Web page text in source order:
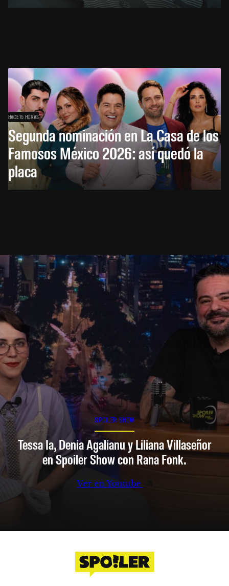
HACE 15 HORAS
Segunda nominación en La Casa de los
Famosos México 2026: así quedó la
placa
SPOILER SHOW
Tessa Ia, Denia Agalianu y Liliana Villaseñor
en Spoiler Show con Rana Fonk.
Ver en Youtube